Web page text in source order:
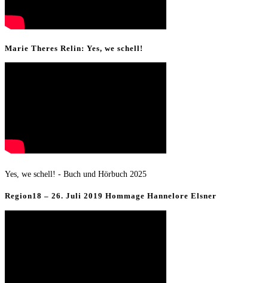
Marie Theres Relin: Yes, we schell!
Yes, we schell! - Buch und Hörbuch 2025
Region18 – 26. Juli 2019 Hommage Hannelore Elsner